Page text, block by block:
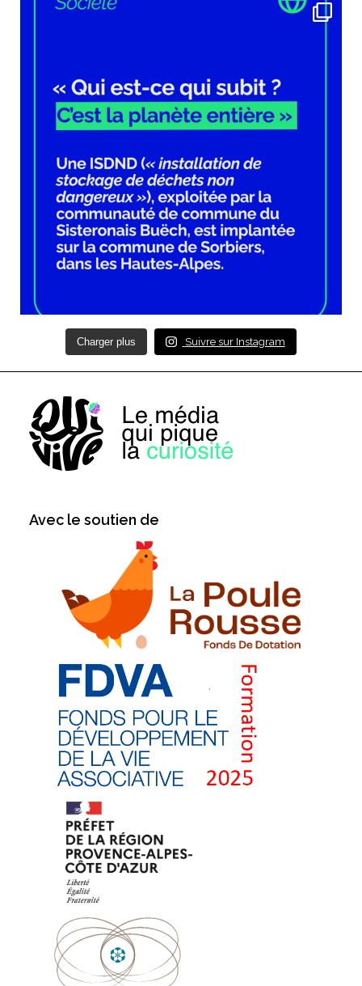
Charger plus Suivre sur Instagram
Avec le soutien de